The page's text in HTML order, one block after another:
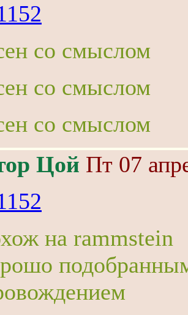
со смыслом
со смыслом
со смыслом
Цой Пт 07
на rammstein